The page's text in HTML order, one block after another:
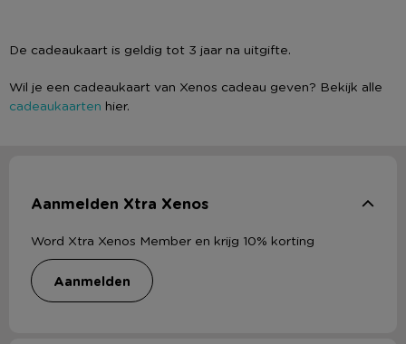
De cadeaukaart is geldig tot 3 jaar na uitgifte.
Wil je een cadeaukaart van Xenos cadeau geven? Bekijk alle
cadeaukaarten hier.
Aanmelden Xtra Xenos
Word Xtra Xenos Member en krijg 10% korting
aanmelden